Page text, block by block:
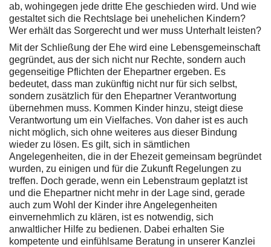
ab, wohingegen jede dritte Ehe geschieden wird. Und wie
gestaltet sich die Rechtslage bei unehelichen Kindern?
Wer erhält das Sorgerecht und wer muss Unterhalt leisten?
Mit der Schließung der Ehe wird eine Lebensgemeinschaft
gegründet, aus der sich nicht nur Rechte, sondern auch
gegenseitige Pflichten der Ehepartner ergeben. Es
bedeutet, dass man zukünftig nicht nur für sich selbst,
sondern zusätzlich für den Ehepartner Verantwortung
übernehmen muss. Kommen Kinder hinzu, steigt diese
Verantwortung um ein Vielfaches. Von daher ist es auch
nicht möglich, sich ohne weiteres aus dieser Bindung
wieder zu lösen. Es gilt, sich in sämtlichen
Angelegenheiten, die in der Ehezeit gemeinsam begründet
wurden, zu einigen und für die Zukunft Regelungen zu
treffen. Doch gerade, wenn ein Lebenstraum geplatzt ist
und die Ehepartner nicht mehr in der Lage sind, gerade
auch zum Wohl der Kinder ihre Angelegenheiten
einvernehmlich zu klären, ist es notwendig, sich
anwaltlicher Hilfe zu bedienen. Dabei erhalten Sie
kompetente und einfühlsame Beratung in unserer Kanzlei